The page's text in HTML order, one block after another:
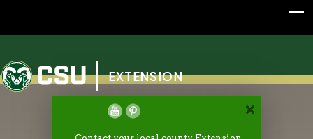
Colorado State University
EXTENSION